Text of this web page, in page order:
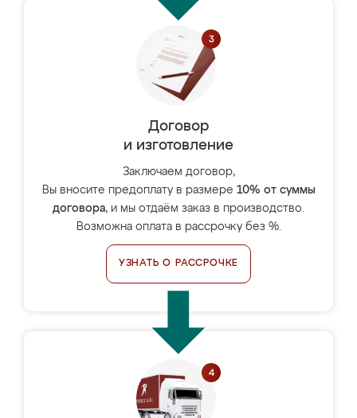
Договор
и изготовление
Заключаем договор,
Вы вносите предоплату в размере 10% от суммы
договора, и мы отдаём заказ в производство.
Возможна оплата в рассрочку без %.
УЗНАТЬ О РАССРОЧКЕ